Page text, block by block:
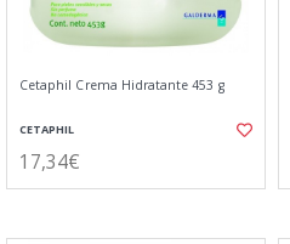
Cetaphil Crema Hidratante 453 g
CETAPHIL
17,34€